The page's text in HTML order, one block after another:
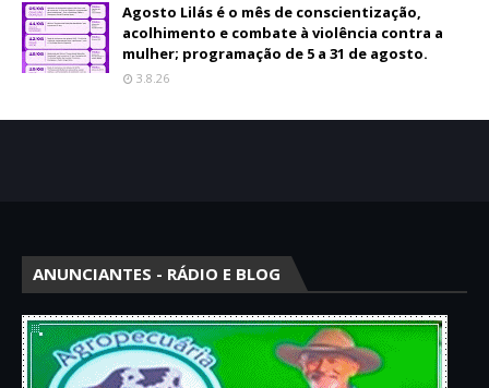
Agosto Lilás é o mês de conscientização,
acolhimento e combate à violência contra a
mulher; programação de 5 a 31 de agosto.
3.8.26
ANUNCIANTES - RÁDIO E BLOG